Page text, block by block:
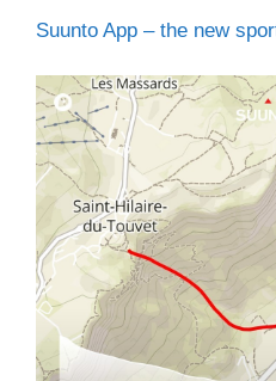
Suunto App – the new